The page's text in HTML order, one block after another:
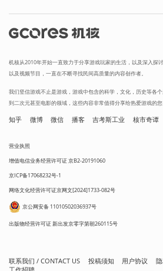
机核从2010年开始一直致力于分享游戏玩家的生活，以及深入探
以及视频节目，一直在不断寻找民间高质量的内容创作者。
我们坚信游戏不止是游戏，游戏中包含的科学，文化，历史等各
到二次元甚至电影的领域，这些内容非常值得分享给热爱游戏的您
知乎 微博 微信 播客 吉考斯工业 核市奇谭
营业执照
增值电信业务经营许可证 京B2-20191060
京ICP备17068232号-1
网络文化经营许可证京网文[2024]1733-082号
京公网安备 11010502036937号
出版物经营许可证 新出发京零字第朝260115号
联系我们 / CONTACT US 投稿须知 用户协议